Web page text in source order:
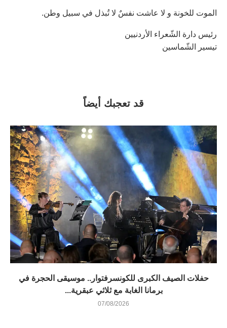
الموت للخونة و لا عاشت نفسٌ لا تُبذل في سبيل وطن.
رئيس دارة الشّعراء الأردنيين
تيسير الشّماسين
قد تعجبك أيضاً
​حفلات الصيف الكبرى للكونسرفتوار.. موسيقى الحجرة في
برمانا الغابة مع ثلاثي عبقرية...
07/08/2026